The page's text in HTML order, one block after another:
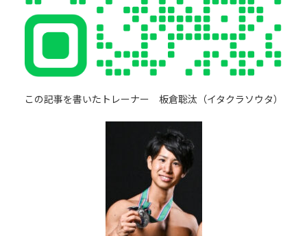
この記事を書いたトレーナー 板倉聡汰（イタクラソウタ）